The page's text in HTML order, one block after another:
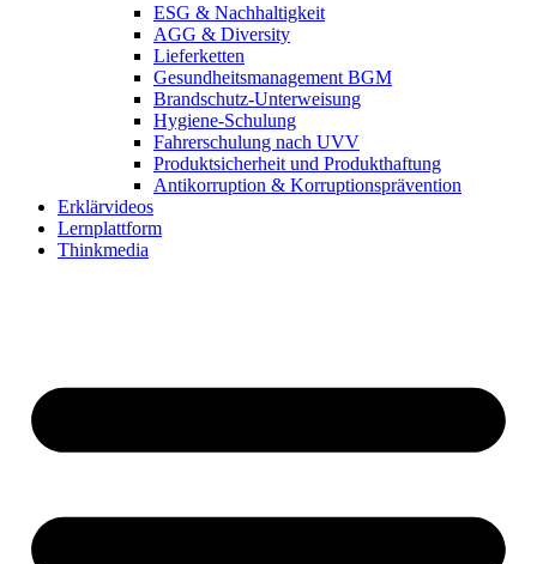
ESG & Nachhaltigkeit
AGG & Diversity
Lieferketten
Gesundheitsmanagement BGM
Brandschutz-Unterweisung
Hygiene-Schulung
Fahrerschulung nach UVV
Produktsicherheit und Produkthaftung
Antikorruption & Korruptionsprävention
Erklärvideos
Lernplattform
Thinkmedia